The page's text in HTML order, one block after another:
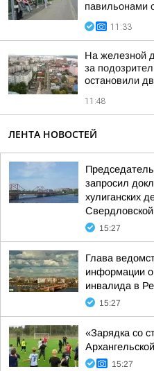
павильонами
11:33
На железной
за
остановили
11:48
ЛЕНТА НОВОСТЕЙ
запросил
хулиганских
15:27
Глава
информации
инвалида в
15:27
«Зарядка со
15:27